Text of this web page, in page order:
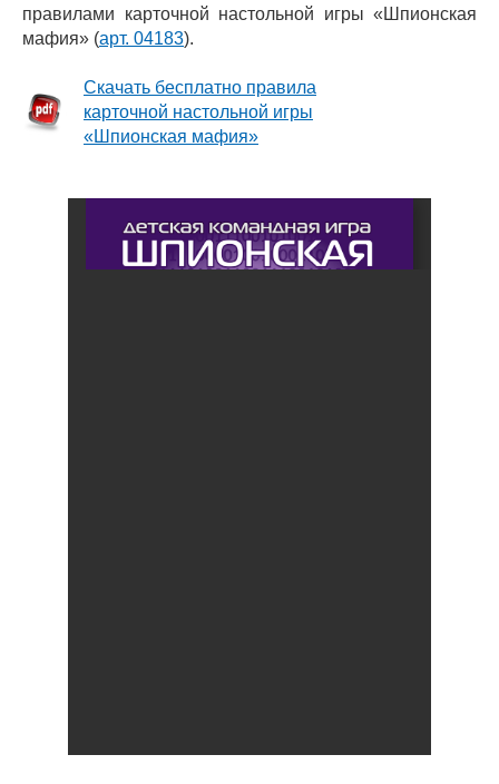
правилами карточной настольной игры «Шпионская
мафия» (арт. 04183).
Скачать бесплатно правила
карточной настольной игры
«Шпионская мафия»